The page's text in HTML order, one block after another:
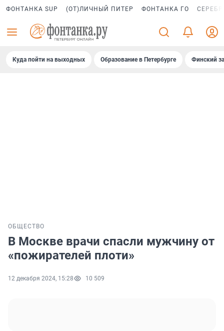
ФОНТАНКА SUP (ОТ)ЛИЧНЫЙ ПИТЕР ФОНТАНКА ГО
Куда пойти на выходных Образование в Петербурге Финский
ОБЩЕСТВО
В Москве врачи спасли мужчину от
«пожирателей плоти»
12 декабря 2024, 15:28 10 509